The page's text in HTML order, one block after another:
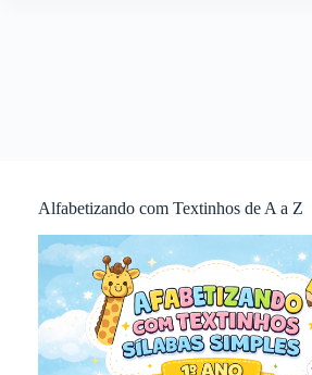
Alfabetizando com Textinhos de A a Z